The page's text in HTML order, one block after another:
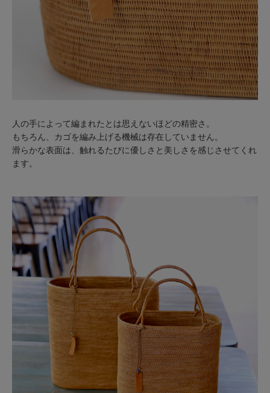
人の手によって編まれたとは思えないほどの精密さ。
もちろん、カゴを編み上げる機械は存在していません。
滑らかな表面は、触れるたびに優しさと美しさを感じさせてくれ
ます。